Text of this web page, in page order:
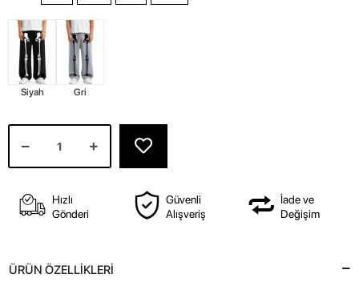
Siyah Gri
Hızlı
Gönderi
Güvenli
Alışveriş
İade ve
Değişim
ÜRÜN ÖZELLİKLERİ